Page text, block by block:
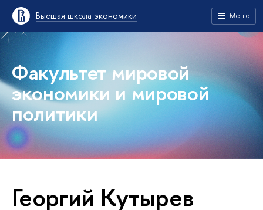
Высшая школа экономики Меню
Факультет мировой
экономики и мировой
политики
Георгий Кутырев